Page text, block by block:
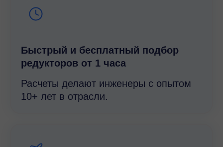
Быстрый и беcплатный подбор
редукторов от 1 часа
Расчеты делают инженеры с опытом
10+ лет в отрасли.